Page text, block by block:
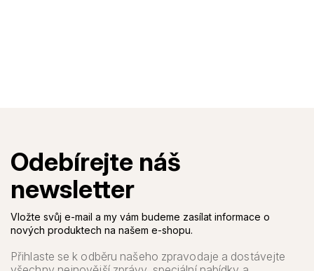
Vložte svůj e-mail a my vám budeme zasílat informace o
nových produktech na našem e-shopu.